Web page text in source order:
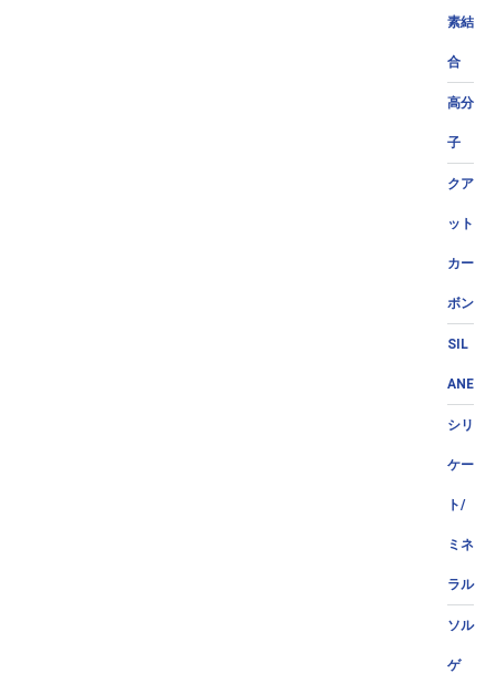
素結
合
高分
子
クア
ット
カー
ボン
SIL
ANE
シリ
ケー
ト/
ミネ
ラル
ソル
ゲ